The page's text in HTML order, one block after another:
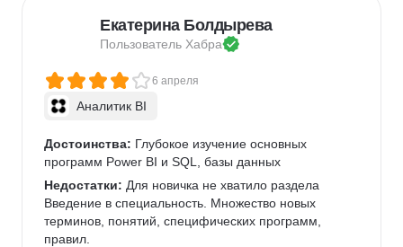
Екатерина Болдырева
Пользователь Хабра
6 апреля
Аналитик BI
Достоинства: Глубокое изучение основных
программ Power BI и SQL, базы данных
Недостатки: Для новичка не хватило раздела
Введение в специальность. Множество новых
терминов, понятий, специфических программ,
правил.